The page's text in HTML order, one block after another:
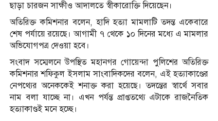
ছাড়া চারজন সাক্ষীও আদালতে স্বীকারোক্তি দিয়েছেন।
অতিরিক্ত কমিশনার বলেন, হাদি হত্যা মামলাটি তদন্ত একেবারে
শেষ পর্যায়ে রয়েছে। আগামী ৭ থেকে ১০ দিনের মধ্যে এ মামলার
অভিযোগপত্র দেওয়া হবে।
সংবাদ সম্মেলনে উপস্থিত মহানগর গোয়েন্দা পুলিশের অতিরিক্ত
কমিশনার শফিকুল ইসলাম সাংবাদিকদের বলেন, এই হত্যাকাণ্ডের
নেপথ্যের অনেককেই শনাক্ত করা হয়েছে। তদন্তের স্বার্থে সবার
নাম বলা যাচ্ছে না। এখন পর্যন্ত প্রাপ্ততথ্যে এটাকে রাজনৈতিক
হত্যাকাণ্ডই মনে হচ্ছে।